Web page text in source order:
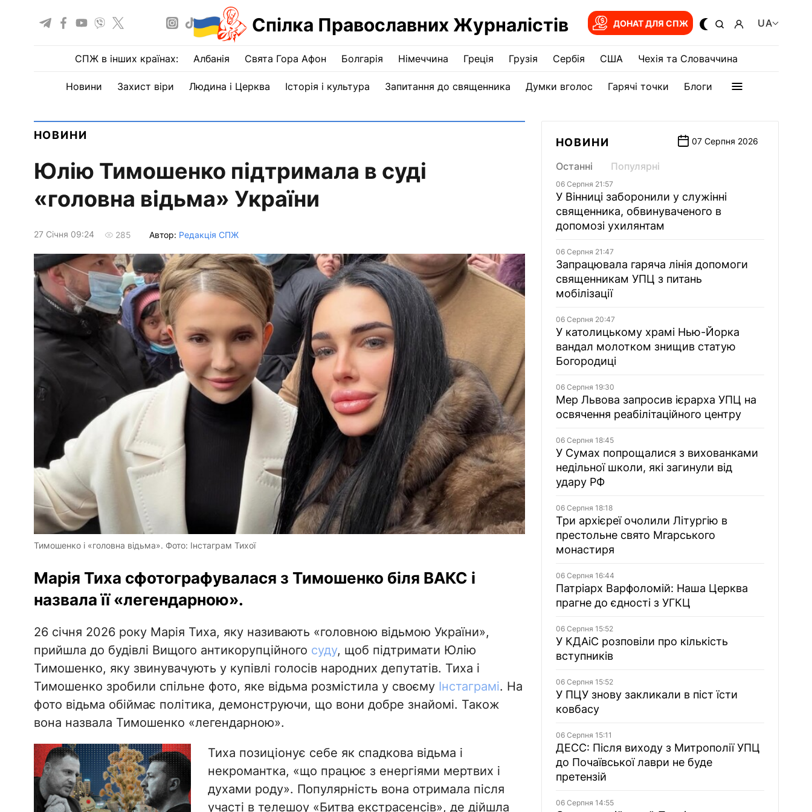
Спілка Православних Журналістів ДОНАТ ДЛЯ СПЖ UA
СПЖ в інших країнах: Албанія Свята Гора Афон Болгарія Німеччина Греція Грузія Сербія США Чехія та Словаччина
Новини Захист віри Людина і Церква Історія і культура Запитання до священника Думки вголос Гарячі точки Блоги
НОВИНИ
Юлію Тимошенко підтримала в суді
«головна відьма» України
27 Сiчня 09:24 285 Автор: Редакція СПЖ
Тимошенко і «головна відьма». Фото: Інстаграм Тихої
Марія Тиха сфотографувалася з Тимошенко біля ВАКС і
назвала її «легендарною».
26 січня 2026 року Марія Тиха, яку називають «головною відьмою України»,
прийшла до будівлі Вищого антикорупційного суду, щоб підтримати Юлію
Тимошенко, яку звинувачують у купівлі голосів народних депутатів. Тиха і
Тимошенко зробили спільне фото, яке відьма розмістила у своєму Інстаграмі. На
фото відьма обіймає політика, демонструючи, що вони добре знайомі. Також
вона назвала Тимошенко «легендарною».
Тиха позиціонує себе як спадкова відьма і
некромантка, «що працює з енергіями мертвих і
духами роду». Популярність вона отримала після
участі в телешоу «Битва екстрасенсів», де дійшла
НОВИНИ 07 Серпня 2026
Останні Популярні
06 Серпня 21:57
У Вінниці заборонили у служінні
священника, обвинуваченого в
допомозі ухилянтам
06 Серпня 21:47
Запрацювала гаряча лінія допомоги
священникам УПЦ з питань
мобілізації
06 Серпня 20:47
У католицькому храмі Нью-Йорка
вандал молотком знищив статую
Богородиці
06 Серпня 19:30
Мер Львова запросив ієрарха УПЦ на
освячення реабілітаційного центру
06 Серпня 18:45
У Сумах попрощалися з вихованками
недільної школи, які загинули від
удару РФ
06 Серпня 18:18
Три архієреї очолили Літургію в
престольне свято Мгарського
монастиря
06 Серпня 16:44
Патріарх Варфоломій: Наша Церква
прагне до єдності з УГКЦ
06 Серпня 15:52
У КДАіС розповіли про кількість
вступників
06 Серпня 15:52
У ПЦУ знову закликали в піст їсти
ковбасу
06 Серпня 15:11
ДЕСС: Після виходу з Митрополії УПЦ
до Почаївської лаври не буде
претензій
06 Серпня 14:55